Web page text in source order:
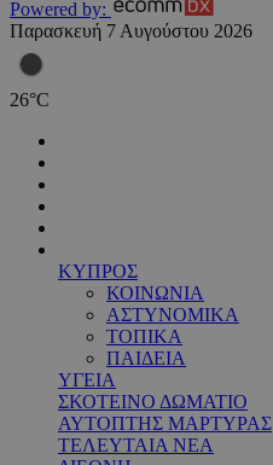
Powered by:
Παρασκευή 7 Αυγούστου 2026
26°C
ΚΥΠΡΟΣ
ΚΟΙΝΩΝΙΑ
ΑΣΤΥΝΟΜΙΚΑ
ΤΟΠΙΚΑ
ΠΑΙΔΕΙΑ
ΥΓΕΙΑ
ΣΚΟΤΕΙΝΟ ΔΩΜΑΤΙΟ
ΑΥΤΟΠΤΗΣ ΜΑΡΤΥΡΑΣ
ΤΕΛΕΥΤΑΙΑ ΝΕΑ